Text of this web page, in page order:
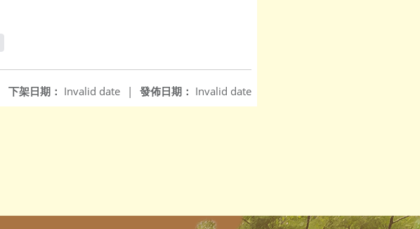
發佈日期： Invalid date
下架日期： Invalid date |